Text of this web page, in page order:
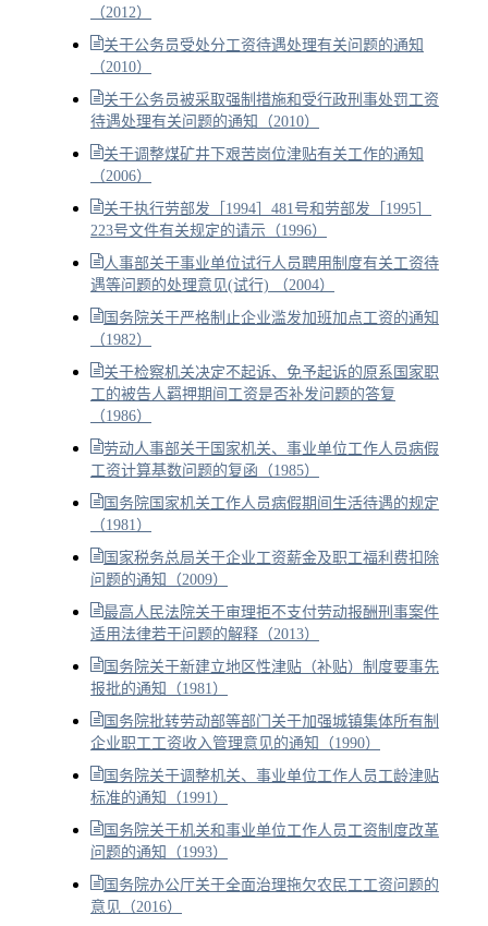
（2012）
关于公务员受处分工资待遇处理有关问题的通知
（2010）
关于公务员被采取强制措施和受行政刑事处罚工资
待遇处理有关问题的通知（2010）
关于调整煤矿井下艰苦岗位津贴有关工作的通知
（2006）
关于执行劳部发［1994］481号和劳部发［1995］
223号文件有关规定的请示（1996）
人事部关于事业单位试行人员聘用制度有关工资待
遇等问题的处理意见(试行) （2004）
国务院关于严格制止企业滥发加班加点工资的通知
（1982）
关于检察机关决定不起诉、免予起诉的原系国家职
工的被告人羁押期间工资是否补发问题的答复
（1986）
劳动人事部关于国家机关、事业单位工作人员病假
工资计算基数问题的复函（1985）
国务院国家机关工作人员病假期间生活待遇的规定
（1981）
国家税务总局关于企业工资薪金及职工福利费扣除
问题的通知（2009）
最高人民法院关于审理拒不支付劳动报酬刑事案件
适用法律若干问题的解释（2013）
国务院关于新建立地区性津贴（补贴）制度要事先
报批的通知（1981）
国务院批转劳动部等部门关于加强城镇集体所有制
企业职工工资收入管理意见的通知（1990）
国务院关于调整机关、事业单位工作人员工龄津贴
标准的通知（1991）
国务院关于机关和事业单位工作人员工资制度改革
问题的通知（1993）
国务院办公厅关于全面治理拖欠农民工工资问题的
意见（2016）